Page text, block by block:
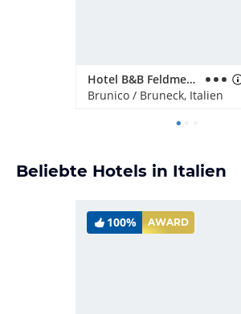
Hotel B&B Feldmessner
Brunico / Bruneck, Italien
Beliebte Hotels in Italien
100% AWARD